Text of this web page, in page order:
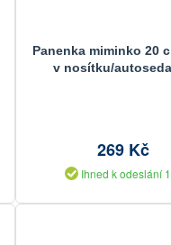
Panenka miminko 20
v nosítku/
269 Kč
Ihned k odeslání